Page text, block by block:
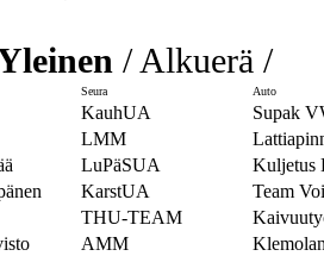
/ Alkuerä /
Seura
Auto
KauhUA Supak
LMM
LuPäSUA Kuljetus
KarstUA Team
THU-TEAM
AMM